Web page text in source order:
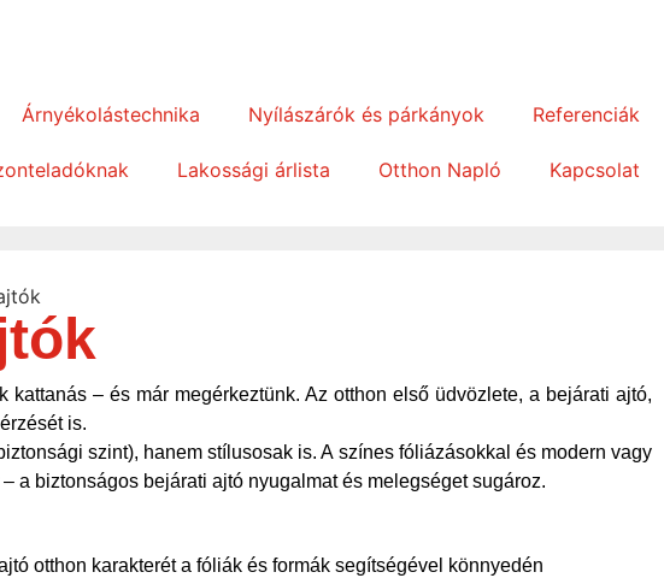
Árnyékolástechnika Nyílászárók és párkányok Referenciák
Lakossági árlista Otthon Napló Kapcsolat
– és már megérkeztünk. Az otthon első üdvözlete, a bejárati ajtó,
is.
szint), hanem stílusosak is. A színes fóliázásokkal és modern vagy
a biztonságos bejárati ajtó nyugalmat és melegséget sugároz.
otthon karakterét a fóliák és formák segítségével könnyedén